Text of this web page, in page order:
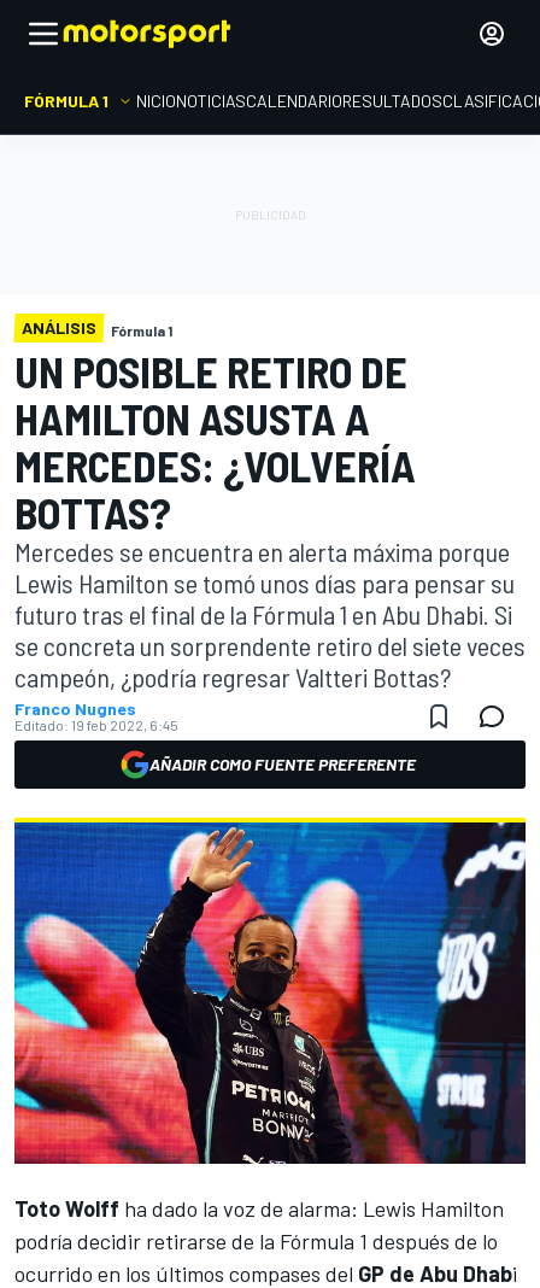
FÓRMULA 1 INICIONOTICIASCALENDARIORESULTADOS
ANÁLISIS Fórmula 1
UN POSIBLE RETIRO DE
HAMILTON ASUSTA A
MERCEDES: ¿VOLVERÍA
BOTTAS?
Mercedes se encuentra en alerta máxima porque
Lewis Hamilton se tomó unos días para pensar su
futuro tras el final de la Fórmula 1 en Abu Dhabi. Si
se concreta un sorprendente retiro del siete veces
campeón, ¿podría regresar Valtteri Bottas?
Franco Nugnes
Editado: 19 feb 2022, 6:45
AÑADIR COMO FUENTE PREFERENTE
Toto Wolff ha dado la voz de alarma: Lewis Hamilton
podría decidir retirarse de la Fórmula 1 después de lo
ocurrido en los últimos compases del GP de Abu Dhabi